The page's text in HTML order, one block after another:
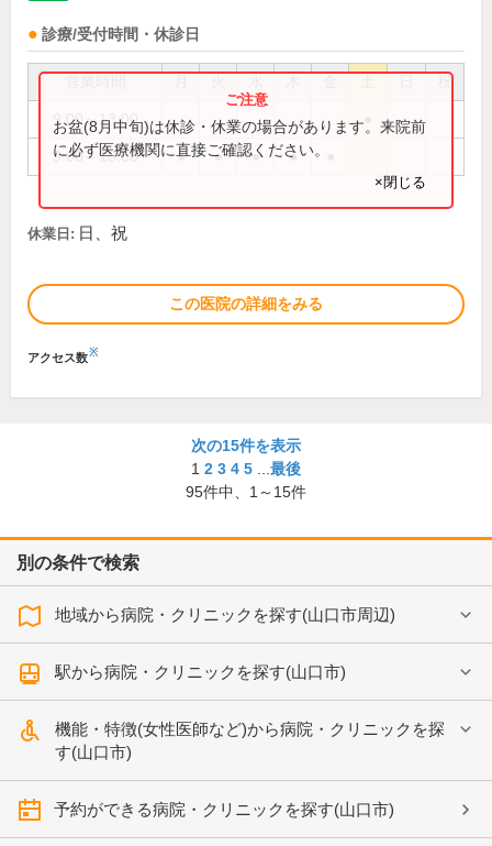
診療/受付時間・休診日
祝
9:00～13:00
9:00～18:00 ● ● ● ●
お盆(8月中旬)は休診・休業の場合があります。来院前
に必ず医療機関に直接ご確認ください。
×閉じる
休業日: 日、祝
この医院の詳細をみる
アクセス数※
次の15件を表示
1 2 3 4 5
最後
95件中、 1～15件
別の条件で検索
地域から病院・クリニックを探す(山口市周辺)
駅から病院・クリニックを探す(山口市)
機能・特徴(女性医師など)から病院・クリニックを探
す(山口市)
予約ができる病院・クリニックを探す(山口市)